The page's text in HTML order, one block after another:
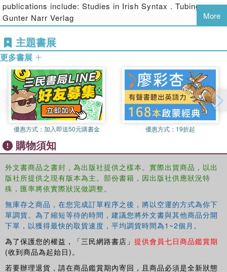
publications include: Studies in Irish Syntax . Tubingen:
Gunter Narr Verlag
More
主題書展
更多書展
優惠方式： 加入即送50元購書金 優惠方式： 19折起
購物須知
外文書商品之書封，為出版社提供之樣本。實際出貨商品，以出
版社所提供之現有版本為主。部份書籍，因出版社供應狀況特
殊，匯率將依實際狀況做調整。
無庫存之商品，在您完成訂單程序之後，將以空運的方式為你下
單調貨。為了縮短等待的時間，建議您將外文書與其他商品分開
下單，以獲得最快的取貨速度，平均調貨時間為1~2個月。
為了保護您的權益，「三民網路書店」 提供會員七日商品鑑賞期
(收到商品為起始日)。
若要辦理退貨，請在商品鑑賞期內寄回，且商品必須是全新狀態